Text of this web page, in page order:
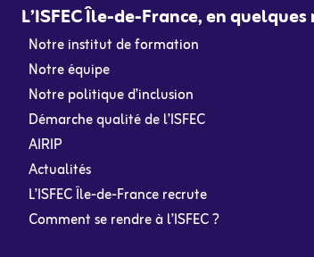
L’ISFEC Île-de-France, en
Notre institut de formation
Notre équipe
Notre politique d’inclusion
Démarche qualité de l’ISFEC
AIRIP
Actualités
L’ISFEC Île-de-France recrute
Comment se rendre à l’ISFEC ?